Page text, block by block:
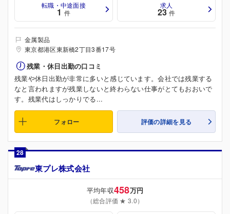
転職・中途面接
1 件
求人
23 件
金属製品
東京都港区東新橋2丁目3番17号
残業・休日出勤の口コミ
残業や休日出勤が非常に多いと感じています。会社では残業する
なと言われますが残業しないと終わらない仕事がとてもおおいで
す。残業代はしっかりでる...
フォロー 評価の詳細を見る
28
東プレ株式会社
平均年収458万円
（総合評価 ★ 3.0）